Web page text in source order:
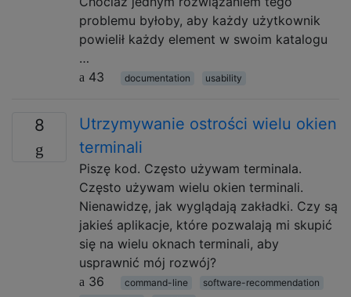
problemu byłoby, aby każdy użytkownik
powielił każdy element w swoim katalogu
…
43
documentation usability
8
Utrzymywanie ostrości wielu okien
terminali
Piszę kod. Często używam terminala.
Często używam wielu okien terminali.
Nienawidzę, jak wyglądają zakładki. Czy są
jakieś aplikacje, które pozwalają mi skupić
się na wielu oknach terminali, aby
usprawnić mój rozwój?
36
command-line
software-recommendation